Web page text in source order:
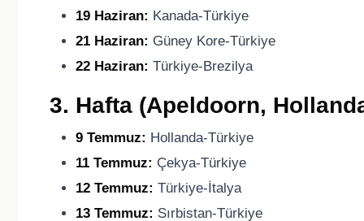
19 Haziran: Kanada-Türkiye
21 Haziran: Güney Kore-Türkiye
22 Haziran: Türkiye-Brezilya
3. Hafta (Apeldoorn,
9 Temmuz: Hollanda-Türkiye
11 Temmuz: Çekya-Türkiye
12 Temmuz: Türkiye-İtalya
13 Temmuz: Sırbistan-Türkiye